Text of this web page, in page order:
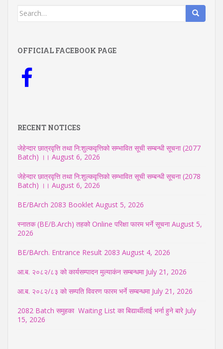
Search
OFFICIAL FACEBOOK PAGE
RECENT NOTICES
जेहेन्दार छात्रवृत्ति तथा नि:शुल्कवृत्तिको सम्भावित सूची सम्बन्धी सूचना (2077
Batch) ।। August 6, 2026
जेहेन्दार छात्रवृत्ति तथा नि:शुल्कवृत्तिको सम्भावित सूची सम्बन्धी सूचना (2078
Batch) ।। August 6, 2026
BE/BArch 2083 Booklet August 5, 2026
स्नातक (BE/B.Arch) तहको Online परिक्षा फारम भर्ने सूचना August 5,
2026
BE/BArch. Entrance Result 2083 August 4, 2026
आ.ब. २०८२/८३ को कार्यसम्पादन मुल्याकंन सम्बन्धमा July 21, 2026
आ.ब. २०८२/८३ को सम्पति विवरण फारम भर्ने सम्बन्धमा July 21, 2026
2082 Batch समुहका Waiting List का बिद्यार्थीलाई भर्ना हुने बारे July
15, 2026